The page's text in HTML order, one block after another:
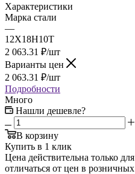
Характеристики
Марка стали
—
12Х18Н10Т
2 063.31 ₽/шт
Варианты цен
2 063.31 ₽/шт
Подробности
Много
Нашли дешевле?
В корзину
Купить в 1 клик
Цена действительна только
отличаться от цен в